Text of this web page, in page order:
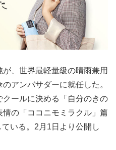
、世界最軽量級の晴雨兼用
アンバサダーに就任した。
ールに決める「自分のきの
の「ココニモミラクル」篇
いる。2月1日より公開し